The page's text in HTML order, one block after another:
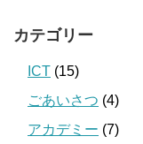
カテゴリー
ICT (15)
ごあいさつ (4)
アカデミー (7)